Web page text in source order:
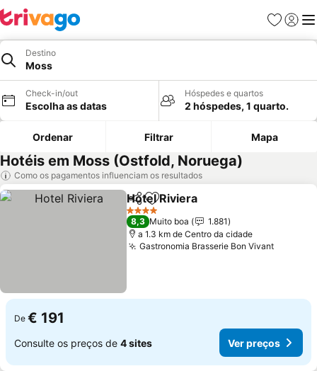
Favoritos
Iniciar
Destino
Moss
Check-in/out
Escolha as datas
Hóspedes e quartos
2 hóspedes, 1 quarto.
Ordenar Filtrar Mapa
Hotéis em Moss (Ostfold, Noruega)
Como os pagamentos influenciam os resultados
PartilharAdicionar aos favoritos
Hotel Riviera
4 Estrelas
8,3 Muito boa
1.881
a 1.3 km de Centro da cidade
Gastronomia Brasserie Bon VivantVer
De € 191
Consulte os preços de 4 sites Ver preços